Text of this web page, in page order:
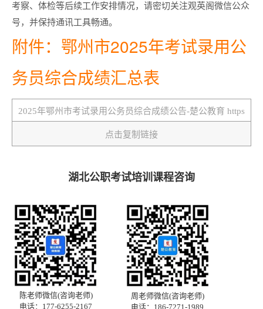
考察、体检等后续工作安排情况，请密切关注观英阁微信公众
号，并保持通讯工具畅通。
附件：鄂州市2025年考试录用公
务员综合成绩汇总表
点击复制链接
湖北公职考试培训课程咨询
陈老师微信(咨询老师)
电话：177-6255-2167
周老师微信(咨询老师)
电话：186-7271-1989